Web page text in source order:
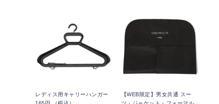
レディス用キャリーハンガー
【WEB限定】男女共通 スー